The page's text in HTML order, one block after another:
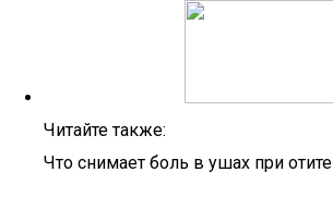
Читайте также:
Что снимает боль в ушах при отите